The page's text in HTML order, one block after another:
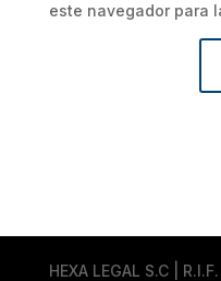
este navegador para
HEXA LEGAL S.C |